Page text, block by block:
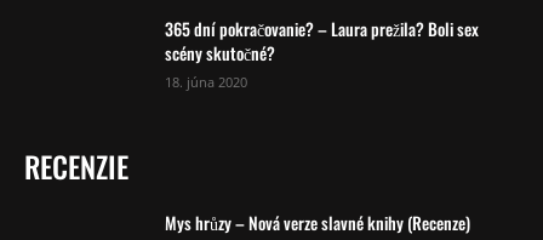
365 dní pokračovanie? – Laura prežila? Boli sex
scény skutočné?
18. júna 2020
RECENZIE
Mys hrůzy – Nová verze slavné knihy (Recenze)